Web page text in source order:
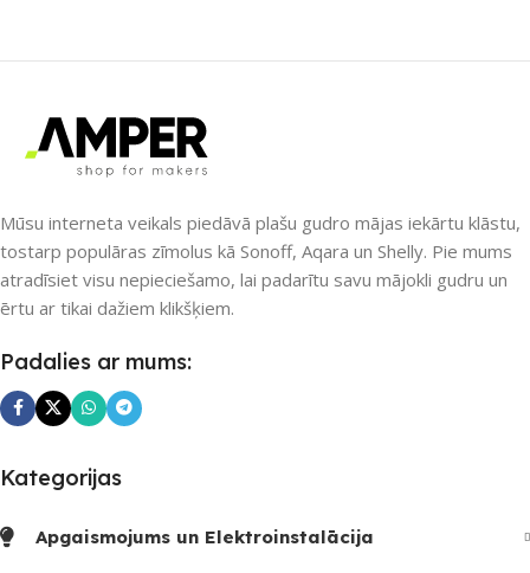
Amazon Alexa Google Home
Smart Life,Tuya Smart
PIEEJAMS UZREIZ
UZREIZ PIEEJAMAIS
SKAITS
UZREIZ PIEEJAMAIS
SKAITS
Mūsu interneta veikals piedāvā plašu gudro mājas iekārtu klāstu,
tostarp populāras zīmolus kā Sonoff, Aqara un Shelly. Pie mums
atradīsiet visu nepieciešamo, lai padarītu savu mājokli gudru un
ērtu ar tikai dažiem klikšķiem.
Padalies ar mums:
Kategorijas
Apgaismojums un Elektroinstalācija